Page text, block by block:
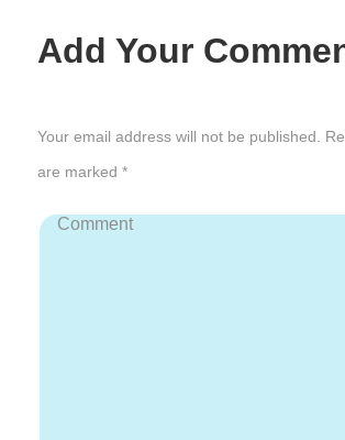
Add Your
Your email address will not be published.
are marked *